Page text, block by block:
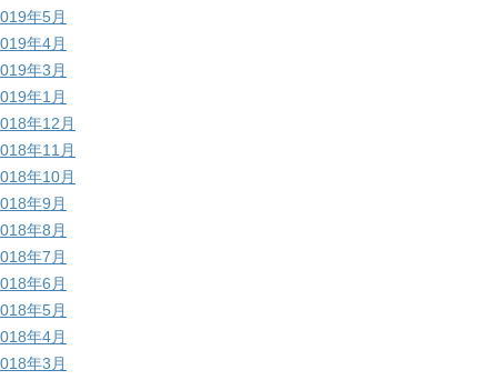
年5月
年4月
年3月
年1月
年12月
年11月
年10月
年9月
年8月
年7月
年6月
年5月
年4月
年3月